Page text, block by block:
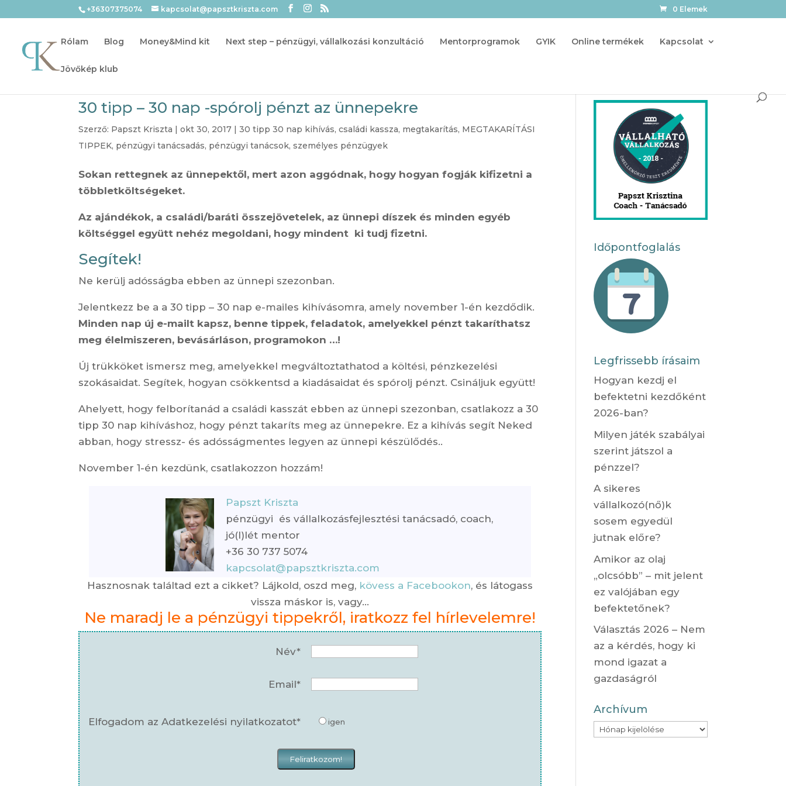
+36307375074 kapcsolat@papsztkriszta.com 0 Elemek
Rólam Blog Money&Mind kit Next step – pénzügyi, vállalkozási konzultáció Mentorprogramok GYIK Online termékek Kapcsolat
Jövőkép klub
30 tipp – 30 nap -spórolj pénzt az ünnepekre
Szerző: Papszt Kriszta |okt 30, 2017 |30 tipp 30 nap kihívás,családi kassza, megtakarítás, MEGTAKARÍTÁSI
TIPPEK, pénzügyi tanácsadás, pénzügyi tanácsok,személyes pénzügyek
Sokan rettegnek az ünnepektől, mert azon aggódnak, hogy hogyan fogják kifizetni a
többletköltségeket.
Az ajándékok, a családi/baráti összejövetelek, az ünnepi díszek és minden egyéb
költséggel együtt nehéz megoldani, hogy mindent ki tudj fizetni.
Segítek!
Ne kerülj adósságba ebben az ünnepi szezonban.
Jelentkezz be a a 30 tipp – 30 nap e-mailes kihívásomra, amely november 1-én kezdődik.
Minden nap új e-mailt kapsz, benne tippek, feladatok, amelyekkel pénzt takaríthatsz
meg élelmiszeren, bevásárláson, programokon …!
Új trükköket ismersz meg, amelyekkel megváltoztathatod a költési, pénzkezelési
szokásaidat. Segítek, hogyan csökkentsd a kiadásaidat és spórolj pénzt. Csináljuk együtt!
Ahelyett, hogy felborítanád a családi kasszát ebben az ünnepi szezonban, csatlakozz a 30
tipp 30 nap kihíváshoz, hogy pénzt takaríts meg az ünnepekre. Ez a kihívás segít Neked
abban, hogy stressz- és adósságmentes legyen az ünnepi készülődés..
November 1-én kezdünk, csatlakozzon hozzám!
Papszt Kriszta
pénzügyi és vállalkozásfejlesztési tanácsadó, coach,
jó(l)lét mentor
+36 30 737 5074
kapcsolat@papsztkriszta.com
Hasznosnak találtad ezt a cikket? Lájkold, oszd meg, kövess a Facebookon, és látogass
vissza máskor is, vagy…
Ne maradj le a pénzügyi tippekről, iratkozz fel hírlevelemre!
Név*
Email*
Elfogadom az Adatkezelési nyilatkozatot* igen
Időpontfoglalás
Legfrissebb írásaim
Hogyan kezdj el
befektetni kezdőként
2026-ban?
Milyen játék szabályai
szerint játszol a
pénzzel?
A sikeres
vállalkozó(nő)k
sosem egyedül
jutnak előre?
Amikor az olaj
„olcsóbb” – mit jelent
ez valójában egy
befektetőnek?
Választás 2026 – Nem
az a kérdés, hogy ki
mond igazat a
gazdaságról
Archívum
Archívum